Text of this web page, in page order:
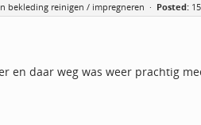
bekleding reinigen / impregneren · Posted:
en daar weg was weer prachtig